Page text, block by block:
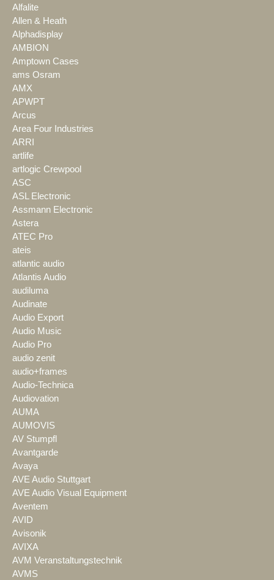
Alfalite
Allen & Heath
Alphadisplay
AMBION
Amptown Cases
ams Osram
AMX
APWPT
Arcus
Area Four Industries
ARRI
artlife
artlogic Crewpool
ASC
ASL Electronic
Assmann Electronic
Astera
ATEC Pro
ateis
atlantic audio
Atlantis Audio
audiluma
Audinate
Audio Export
Audio Music
Audio Pro
audio zenit
audio+frames
Audio-Technica
Audiovation
AUMA
AUMOVIS
AV Stumpfl
Avantgarde
Avaya
AVE Audio Stuttgart
AVE Audio Visual Equipment
Aventem
AVID
Avisonik
AVIXA
AVM Veranstaltungstechnik
AVMS